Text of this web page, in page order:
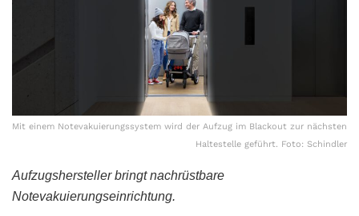
Mit einem Notevakuierungssystem wird der Aufzug im Blackout zur nächsten
Haltestelle geführt. Foto: Schindler
Aufzugshersteller bringt nachrüstbare
Notevakuierungseinrichtung.